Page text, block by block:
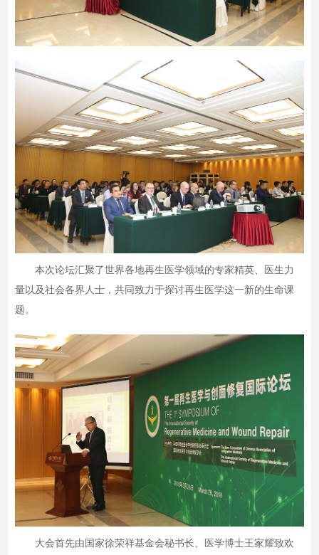
本次论坛汇聚了世界各地再生医学领域的专家精英、医生力
量以及社会各界人士，共同致力于探讨再生医学这一新的生命课
题。
大会首先由国家徐荣祥基金会秘书长、医学博士王家耀致欢